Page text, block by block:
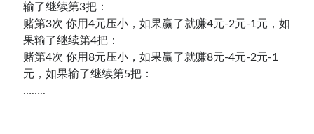
输了继续第3把：
赌第3次 你用4元压小，如果赢了就赚4元-2元-1元，如
果输了继续第4把：
赌第4次 你用8元压小，如果赢了就赚8元-4元-2元-1
元，如果输了继续第5把：
……..